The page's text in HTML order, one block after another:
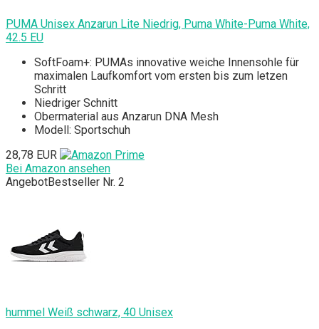
PUMA Unisex Anzarun Lite Niedrig, Puma White-Puma White,
42.5 EU
SoftFoam+: PUMAs innovative weiche Innensohle für
maximalen Laufkomfort vom ersten bis zum letzen
Schritt
Niedriger Schnitt
Obermaterial aus Anzarun DNA Mesh
Modell: Sportschuh
28,78 EUR
Bei Amazon ansehen
AngebotBestseller Nr. 2
hummel Weiß schwarz, 40 Unisex